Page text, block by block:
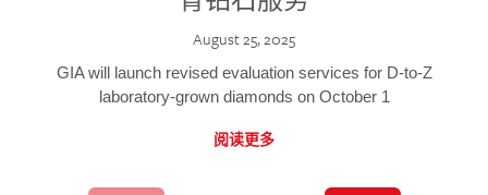
August 25, 2025
GIA will launch revised evaluation services for D-to-Z
laboratory-grown diamonds on October 1
阅读更多